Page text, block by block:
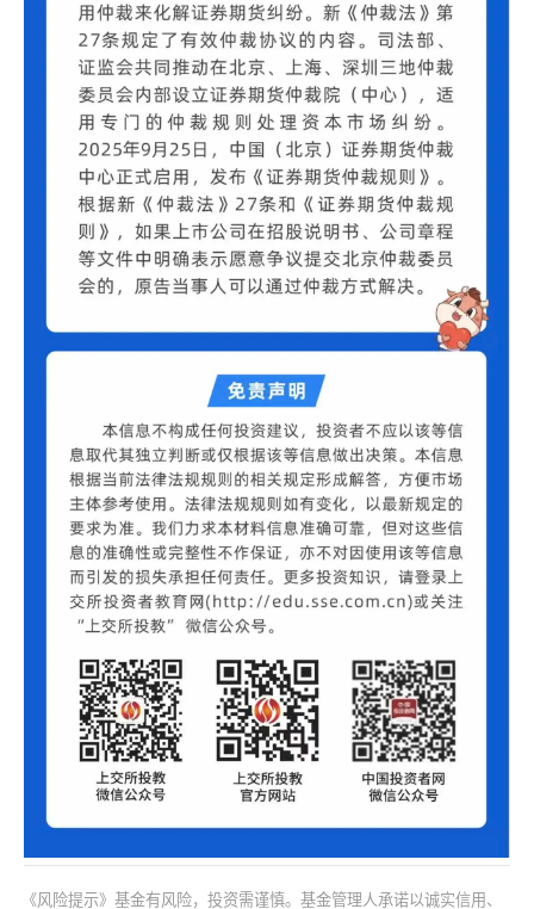
《风险提示》基金有风险，投资需谨慎。基金管理人承诺以诚实信用、